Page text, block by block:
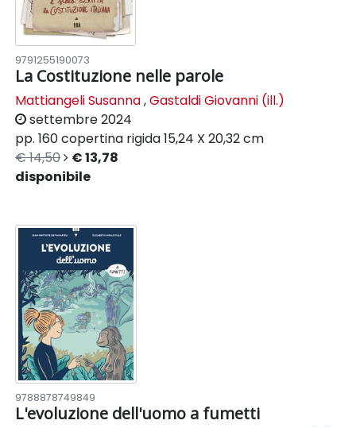
9791255190073
La Costituzione nelle parole
Mattiangeli Susanna,Gastaldi Giovanni (ill.)
settembre 2024
pp. 160copertina rigida15,24 X 20,32 cm
€ 14,50
€ 13,78
disponibile
9788878749849
L'evoluzione dell'uomo a fumetti